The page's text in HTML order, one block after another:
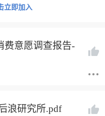
立即加入
费意愿调查报告-
浪研究所.pdf